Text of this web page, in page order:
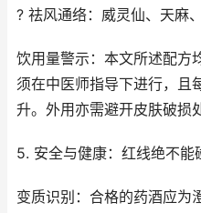
? 祛风通络：威灵仙、天麻
饮用量警示：本文所述配方
须在中医师指导下进行，且
升。外用亦需避开皮肤破损
5. 安全与健康：红线绝不能
变质识别：合格的药酒应为